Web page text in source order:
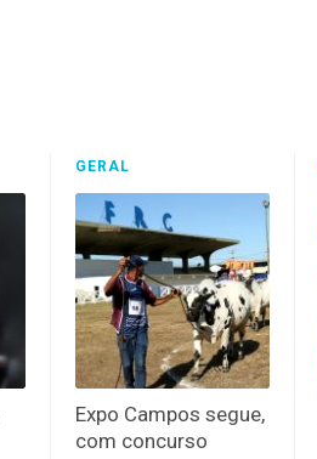
GERAL
Expo Campos segue,
com concurso